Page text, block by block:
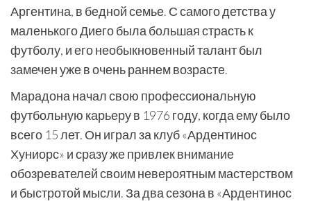
Аргентина, в бедной семье. С самого детства у
маленького Диего была большая страсть к
футболу, и его необыкновенный талант был
замечен уже в очень раннем возрасте.
Марадона начал свою профессиональную
футбольную карьеру в 1976 году, когда ему было
всего 15 лет. Он играл за клуб «Ардентинос
Хуниорс» и сразу же привлек внимание
обозревателей своим невероятным мастерством
и быстротой мысли. За два сезона в «Ардентинос